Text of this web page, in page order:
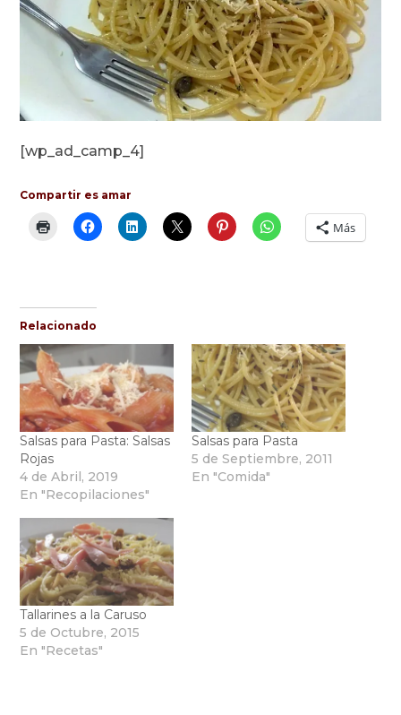
[wp_ad_camp_4]
Compartir es amar
Más
Relacionado
Salsas para Pasta: Salsas
Rojas
4 de Abril, 2019
En "Recopilaciones"
Salsas para Pasta
5 de Septiembre, 2011
En "Comida"
Tallarines a la Caruso
5 de Octubre, 2015
En "Recetas"